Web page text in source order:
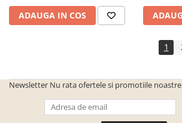
Chiuvete bucatarie
Hote
Masini de spalat vase
Oale sub presiune
ADAUGA IN COS
1
Newsletter Nu rata ofertele si promotiile noastre